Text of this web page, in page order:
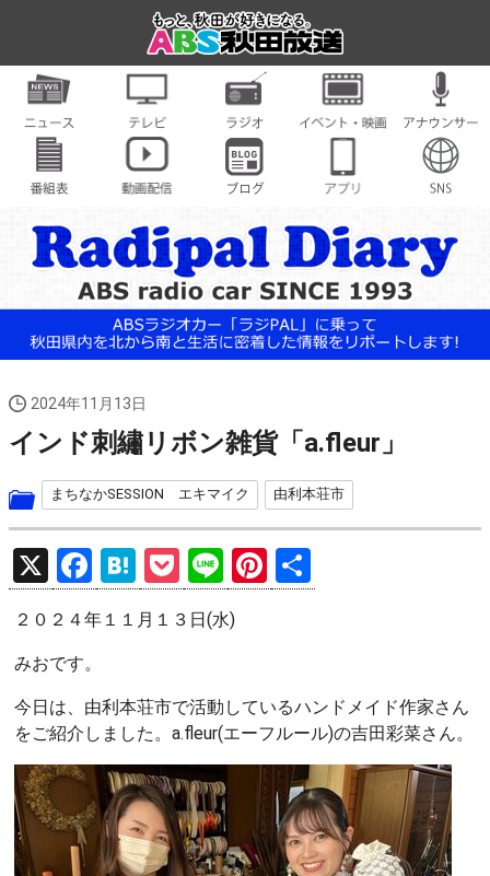
2024年11月13日
インド刺繡リボン雑貨「a.fleur」
まちなかSESSION エキマイク 由利本荘市
X
F
a
ce
o
o
k
H
at
e
a
P
o
ck
Li
n
e
Pi
nt
t
有
２０２４年１１月１３日(水)
みおです。
今日は、由利本荘市で活動しているハンドメイド作家さん
をご紹介しました。a.fleur(エーフルール)の吉田彩菜さん。